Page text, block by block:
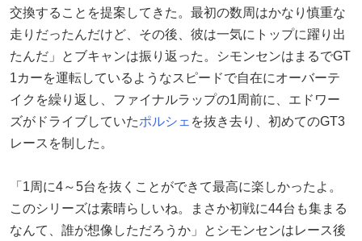
交換することを提案してきた。最初の数周はかなり慎重な
走りだったんだけど、その後、彼は一気にトップに躍り出
たんだ」とブキャンは振り返った。シモンセンはまるでGT
1カーを運転しているようなスピードで自在にオーバーテ
イクを繰り返し、ファイナルラップの1周前に、エドワー
ズがドライブしていたポルシェ を抜き去り、初めてのGT3
レースを制した。
「1周に4～5台を抜くことができて最高に楽しかったよ。
このシリーズは素晴らしいね。まさか初戦に44台も集まる
なんて、誰が想像しただろうか」とシモンセンはレース後